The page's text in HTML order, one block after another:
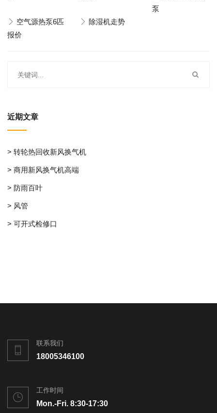
泵
空气源热泵6匹
报价
除湿机走势
近期文章
> 转轮热回收新风换气机
> 商用新风换气机高端
> 防雨百叶
> 风管
> 可开式检修口
联系我们
18005346100
工作时间
Mon.-Fri. 8:30-17:30